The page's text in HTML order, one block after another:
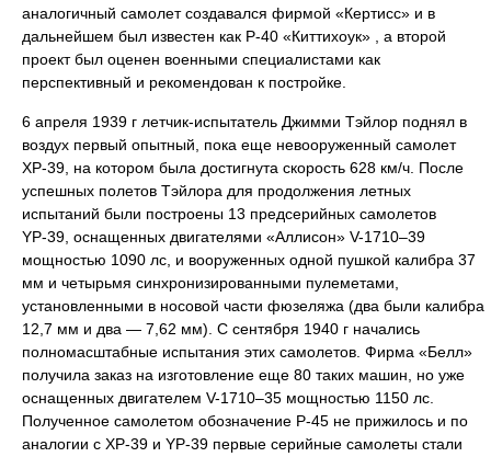
аналогичный самолет создавался фирмой «Кертисс» и в
дальнейшем был известен как Р-40 «Киттихоук» , а второй
проект был оценен военными специалистами как
перспективный и рекомендован к постройке.
6 апреля 1939 г летчик-испытатель Джимми Тэйлор поднял в
воздух первый опытный, пока еще невооруженный самолет
ХР-39, на котором была достигнута скорость 628 км/ч. После
успешных полетов Тэйлора для продолжения летных
испытаний были построены 13 предсерийных самолетов
YР-39, оснащенных двигателями «Аллисон» V-1710–39
мощностью 1090 лс, и вооруженных одной пушкой калибра 37
мм и четырьмя синхронизированными пулеметами,
установленными в носовой части фюзеляжа (два были калибра
12,7 мм и два — 7,62 мм). С сентября 1940 г начались
полномасштабные испытания этих самолетов. Фирма «Белл»
получила заказ на изготовление еще 80 таких машин, но уже
оснащенных двигателем V-1710–35 мощностью 1150 лс.
Полученное самолетом обозначение Р-45 не прижилось и по
аналогии с ХР-39 и YР-39 первые серийные самолеты стали